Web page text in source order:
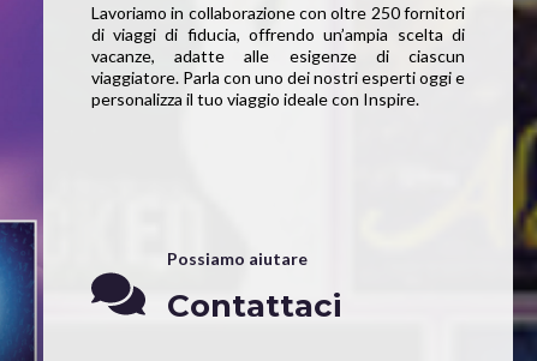
Lavoriamo in collaborazione con oltre 250 fornitori
di viaggi di fiducia, offrendo un’ampia scelta di
vacanze, adatte alle esigenze di ciascun
viaggiatore. Parla con uno dei nostri esperti oggi e
personalizza il tuo viaggio ideale con Inspire.
Possiamo aiutare
Contattaci